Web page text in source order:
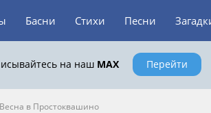
Басни Стихи Песни
на наш MAX Перейти
Весна в Простоквашино